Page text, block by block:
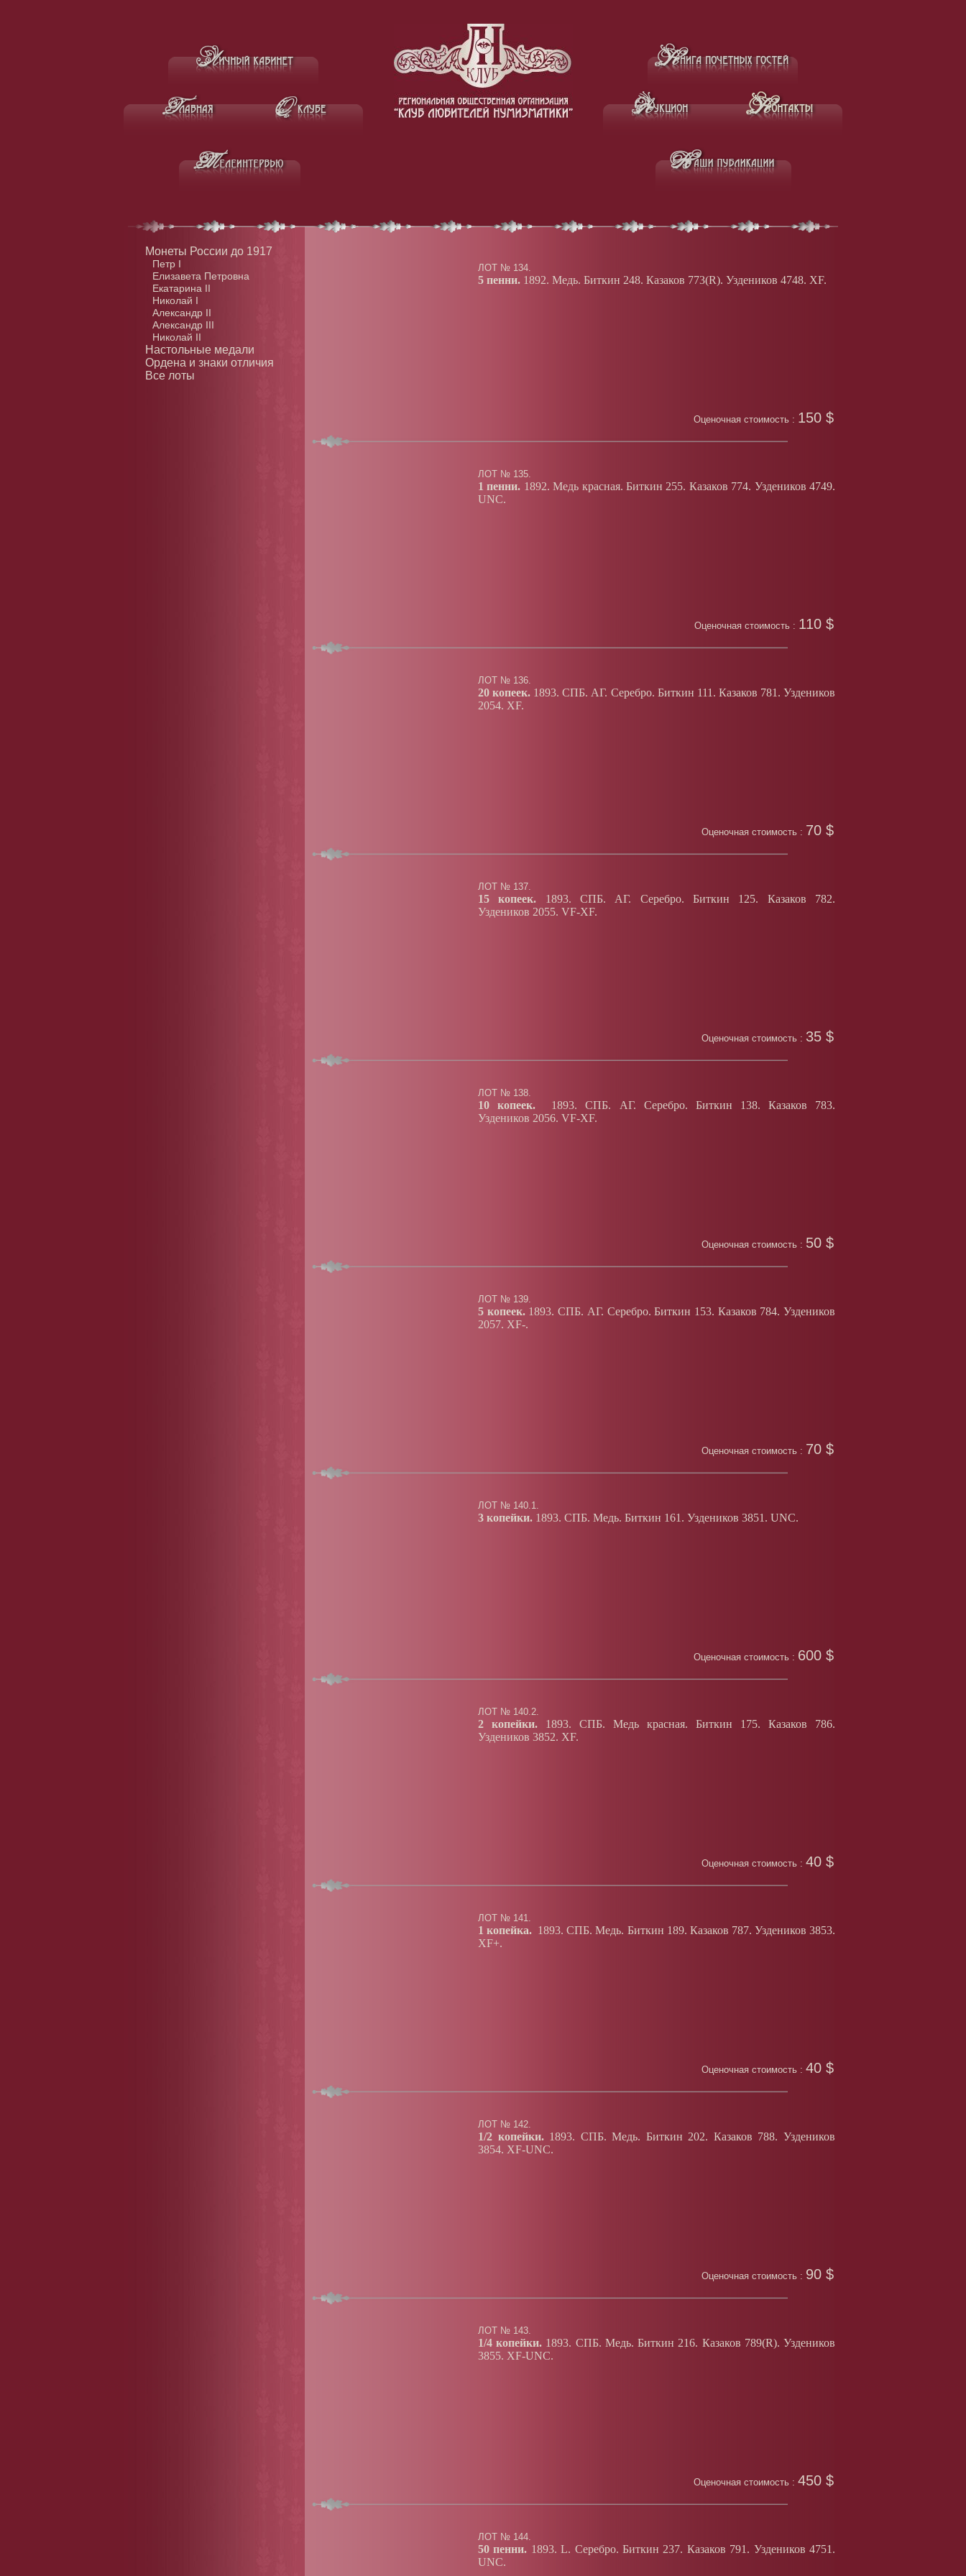
Монеты России до 1917
Петр I
Елизавета Петровна
Екатарина II
Николай I
Александр II
Александр III
Николай II
Настольные медали
Ордена и знаки отличия
Все лоты
ЛОТ № 134.
5 пенни. 1892. Медь. Биткин 248. Казаков 773(R). Уздеников 4748. XF.
Оценочная стоимость : 150 $
ЛОТ № 135.
1 пенни. 1892. Медь красная. Биткин 255. Казаков 774. Уздеников 4749.
UNC.
Оценочная стоимость : 110 $
ЛОТ № 136.
20 копеек. 1893. СПБ. АГ. Серебро. Биткин 111. Казаков 781. Уздеников
2054. XF.
Оценочная стоимость : 70 $
ЛОТ № 137.
15 копеек. 1893. СПБ. АГ. Серебро. Биткин 125. Казаков 782.
Уздеников 2055. VF-XF.
Оценочная стоимость : 35 $
ЛОТ № 138.
10 копеек. 1893. СПБ. АГ. Серебро. Биткин 138. Казаков 783.
Уздеников 2056. VF-XF.
Оценочная стоимость : 50 $
ЛОТ № 139.
5 копеек.1893. СПБ. АГ. Серебро. Биткин 153. Казаков 784. Уздеников
2057. XF-.
Оценочная стоимость : 70 $
ЛОТ № 140.1.
3 копейки. 1893. СПБ. Медь. Биткин 161. Уздеников 3851. UNC.
Оценочная стоимость : 600 $
ЛОТ № 140.2.
2 копейки.
1893. СПБ. Медь красная. Биткин 175. Казаков 786.
Уздеников 3852. XF.
Оценочная стоимость : 40 $
ЛОТ № 141.
1 копейка. 1893. СПБ. Медь. Биткин 189. Казаков 787. Уздеников 3853.
XF+.
Оценочная стоимость : 40 $
ЛОТ № 142.
1/2 копейки.1893. СПБ. Медь. Биткин 202. Казаков 788. Уздеников
3854. XF-UNC.
Оценочная стоимость : 90 $
ЛОТ № 143.
1/4 копейки. 1893. СПБ. Медь. Биткин 216. Казаков 789(R). Уздеников
3855. XF-UNC.
Оценочная стоимость : 450 $
ЛОТ № 144.
50 пенни. 1893. L. Серебро. Биткин 237. Казаков 791. Уздеников 4751.
UNC.